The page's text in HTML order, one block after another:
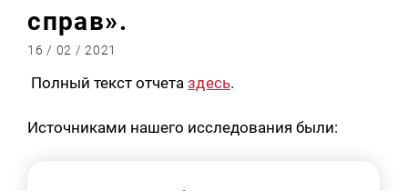
справ».
16 / 02 / 2021
Полный текст отчетаздесь.
Источниками нашего исследования были: